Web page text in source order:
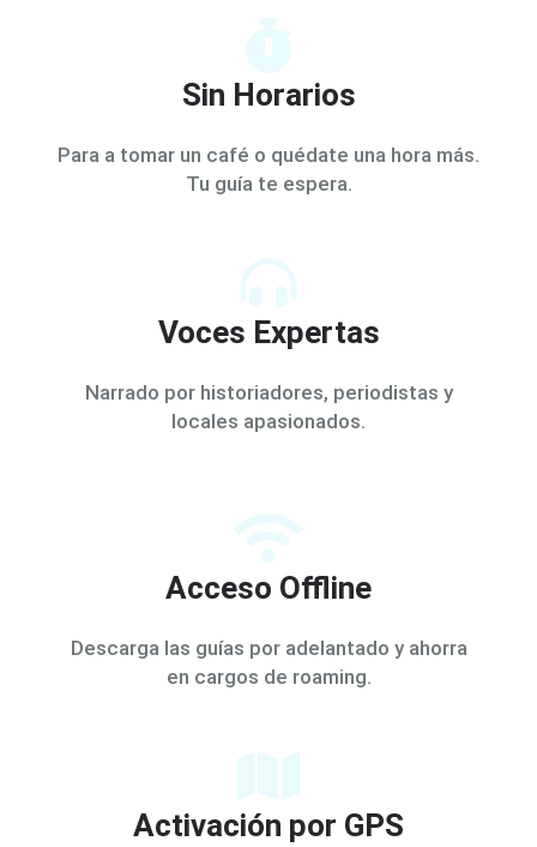
Sin Horarios
Para a tomar un café o quédate una hora más.
Tu guía te espera.
Voces Expertas
Narrado por historiadores, periodistas y
locales apasionados.
Acceso Offline
Descarga las guías por adelantado y ahorra
en cargos de roaming.
Activación por GPS